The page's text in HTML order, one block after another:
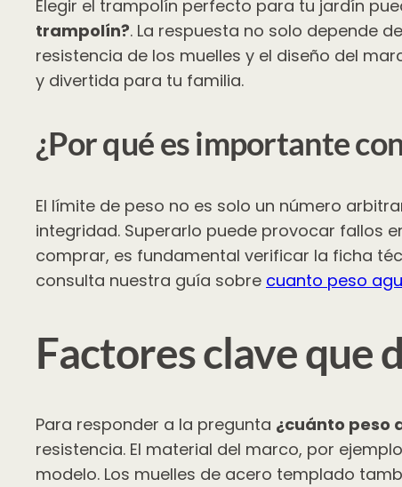
Elegir el trampolín perfecto para tu jardín
trampolín?. La respuesta no solo depende
resistencia de los muelles y el diseño del
y divertida para tu familia.
¿Por qué es importante
El límite de peso no es solo un número
integridad. Superarlo puede provocar fallos
comprar, es fundamental verificar la ficha
consulta nuestra guía sobre cuanto peso
Factores clave que
Para responder a la pregunta ¿cuánto peso
resistencia. El material del marco, por
modelo. Los muelles de acero templado